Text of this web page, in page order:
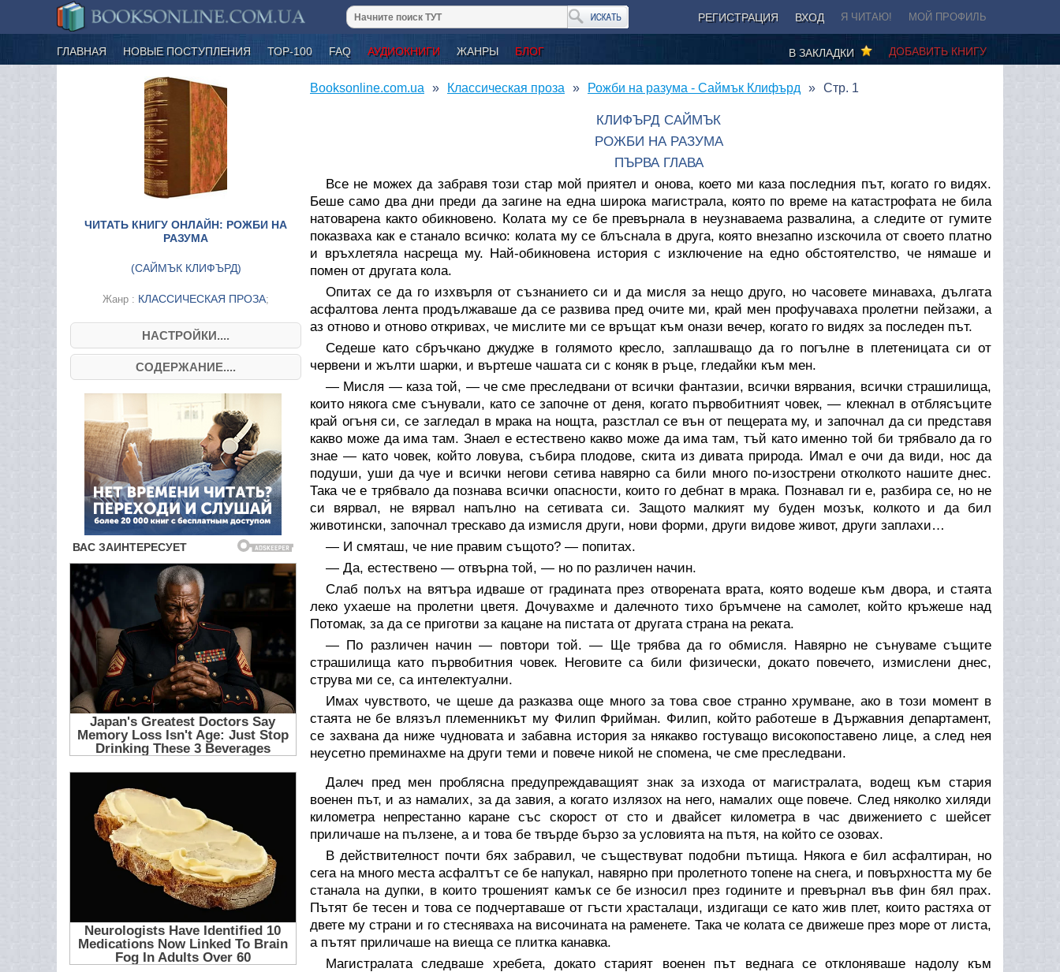
РЕГИСТРАЦИЯ ВХОД Я ЧИТАЮ! МОЙ ПРОФИЛЬ
ГЛАВНАЯ НОВЫЕ ПОСТУПЛЕНИЯ ТОР-100 FAQ АУДИОКНИГИ ЖАНРЫ БЛОГ ДОБАВИТЬ КНИГУ
В ЗАКЛАДКИ
ЧИТАТЬ КНИГУ ОНЛАЙН: РОЖБИ НА
РАЗУМА
(САЙМЪК КЛИФЪРД)
Жанр : КЛАССИЧЕСКАЯ ПРОЗА;
НАСТРОЙКИ....
СОДЕРЖАНИЕ....
Booksonline.com.ua Классическая проза Рожби на разума - Саймък Клифърд Стр. 1
КЛИФЪРД САЙМЪК
РОЖБИ НА РАЗУМА
ПЪРВА ГЛАВА
Все не можех да забравя този стар мой приятел и онова, което ми каза последния път, когато го видях.
Беше само два дни преди да загине на една широка магистрала, която по време на катастрофата не била
натоварена както обикновено. Колата му се бе превърнала в неузнаваема развалина, а следите от гумите
показваха как е станало всичко: колата му се блъснала в друга, която внезапно изскочила от своето платно
и връхлетяла насреща му. Най-обикновена история с изключение на едно обстоятелство, че нямаше и
помен от другата кола.
Опитах се да го изхвърля от съзнанието си и да мисля за нещо друго, но часовете минаваха, дългата
асфалтова лента продължаваше да се развива пред очите ми, край мен профучаваха пролетни пейзажи, а
аз отново и отново откривах, че мислите ми се връщат към онази вечер, когато го видях за последен път.
Седеше като сбръчкано джудже в голямото кресло, заплашващо да го погълне в плетеницата си от
червени и жълти шарки, и въртеше чашата си с коняк в ръце, гледайки към мен.
— Мисля — каза той, — че сме преследвани от всички фантазии, всички вярвания, всички страшилища,
които някога сме сънували, като се започне от деня, когато първобитният човек, — клекнал в отблясъците
край огъня си, се загледал в мрака на нощта, разстлал се вън от пещерата му, и започнал да си представя
какво може да има там. Знаел е естествено какво може да има там, тъй като именно той би трябвало да го
знае — като човек, който ловува, събира плодове, скита из дивата природа. Имал е очи да види, нос да
подуши, уши да чуе и всички негови сетива навярно са били много по-изострени отколкото нашите днес.
Така че е трябвало да познава всички опасности, които го дебнат в мрака. Познавал ги е, разбира се, но не
си вярвал, не вярвал напълно на сетивата си. Защото малкият му буден мозък, колкото и да бил
животински, започнал трескаво да измисля други, нови форми, други видове живот, други заплахи…
— И смяташ, че ние правим същото? — попитах.
— Да, естествено — отвърна той, — но по различен начин.
Слаб полъх на вятъра идваше от градината през отворената врата, която водеше към двора, и стаята
леко ухаеше на пролетни цветя. Дочувахме и далечното тихо бръмчене на самолет, който кръжеше над
Потомак, за да се приготви за кацане на пистата от другата страна на реката.
— По различен начин — повтори той. — Ще трябва да го обмисля. Навярно не сънуваме същите
страшилища като първобитния човек. Неговите са били физически, докато повечето, измислени днес,
струва ми се, са интелектуални.
Имах чувството, че щеше да разказва още много за това свое странно хрумване, ако в този момент в
стаята не бе влязъл племенникът му Филип Фрийман. Филип, който работеше в Държавния департамент,
се захвана да ниже чудновата и забавна история за някакво гостуващо високопоставено лице, а след нея
неусетно преминахме на други теми и повече никой не спомена, че сме преследвани.
Далеч пред мен проблясна предупреждаващият знак за изхода от магистралата, водещ към стария
военен път, и аз намалих, за да завия, а когато излязох на него, намалих още повече. След няколко хиляди
километра непрестанно каране със скорост от сто и двайсет километра в час движението с шейсет
приличаше на пълзене, а и това бе твърде бързо за условията на пътя, на който се озовах.
В действителност почти бях забравил, че съществуват подобни пътища. Някога е бил асфалтиран, но
сега на много места асфалтът се бе напукал, навярно при пролетното топене на снега, и повърхността му бе
станала на дупки, в които трошеният камък се бе износил през годините и превърнал във фин бял прах.
Пътят бе тесен и това се подчертаваше от гъсти храсталаци, издигащи се като жив плет, които растяха от
двете му страни и го стесняваха на височината на раменете. Така че колата се движеше през море от листа,
а пътят приличаше на виеща се плитка канавка.
Магистралата следваше хребета, докато старият военен път веднага се отклоняваше надолу към